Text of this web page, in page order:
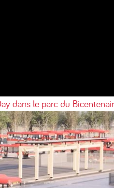
dans le parc du